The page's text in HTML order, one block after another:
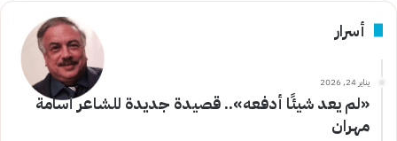
أسرار
يناير 24, 2026
«لم يعد شيئًا أدفعه».. قصيدة جديدة للشاعر أسامة
مهران